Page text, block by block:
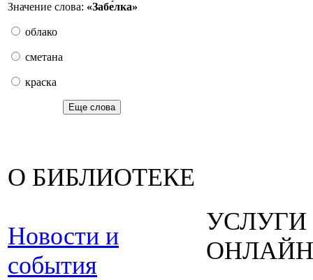
Значение слова: «Забе́лка»
облако
сметана
краска
Еще слова
О БИБЛИОТЕКЕ
Новости и
события
УСЛУГИ
ОНЛАЙН